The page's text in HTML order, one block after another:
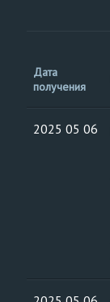
Дата
получения
2025 05 06